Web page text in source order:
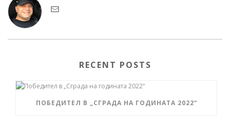
RECENT POSTS
ПОБЕДИТЕЛ В „СГРАДА НА ГОДИНАТА 2022“